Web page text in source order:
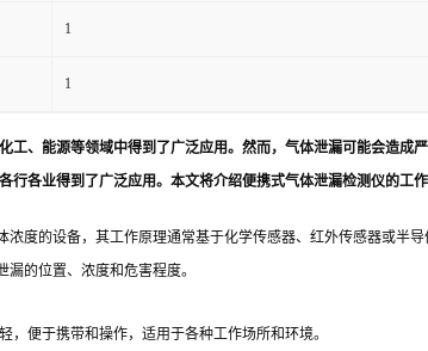
1
1
工、能源等领域中得到了广泛应用。然而，气体泄漏可能会造
行各业得到了广泛应用。本文将介绍便携式气体泄漏检测仪的工
度的设备，其工作原理通常基于化学传感器、红外传感器或
的位置、浓度和危害程度。
，便于携带和操作，适用于各种工作场所和环境。